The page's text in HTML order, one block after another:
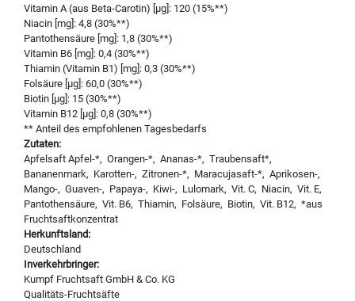
Vitamin A (aus Beta-Carotin) [µg]: 120 (15%**)
Niacin [mg]: 4,8 (30%**)
Pantothensäure [mg]: 1,8 (30%**)
Vitamin B6 [mg]: 0,4 (30%**)
Thiamin (Vitamin B1) [mg]: 0,3 (30%**)
Folsäure [µg]: 60,0 (30%**)
Biotin [µg]: 15 (30%**)
Vitamin B12 [µg]: 0,8 (30%**)
** Anteil des empfohlenen Tagesbedarfs
Zutaten:
Apfelsaft Apfel-*, Orangen-*, Ananas-*, Traubensaft*,
Bananenmark, Karotten-, Zitronen-*, Maracujasaft-*, Aprikosen-,
Mango-, Guaven-, Papaya-, Kiwi-, Lulomark, Vit. C, Niacin, Vit. E,
Pantothensäure, Vit. B6, Thiamin, Folsäure, Biotin, Vit. B12, *aus
Fruchtsaftkonzentrat
Herkunftsland:
Deutschland
Inverkehrbringer:
Kumpf Fruchtsaft GmbH & Co. KG
Qualitäts-Fruchtsäfte